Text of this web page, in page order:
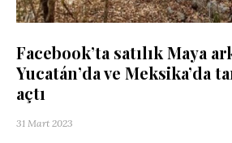
Facebook’ta satılık Maya
Yucatán’da ve Meksika’da
açtı
31 Mart 2023